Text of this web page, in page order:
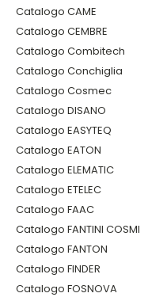
Catalogo CAME
Catalogo CEMBRE
Catalogo Combitech
Catalogo Conchiglia
Catalogo Cosmec
Catalogo DISANO
Catalogo EASYTEQ
Catalogo EATON
Catalogo ELEMATIC
Catalogo ETELEC
Catalogo FAAC
Catalogo FANTINI COSMI
Catalogo FANTON
Catalogo FINDER
Catalogo FOSNOVA